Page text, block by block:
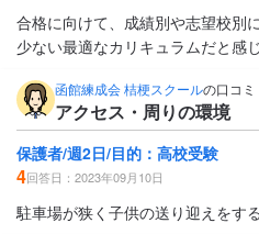
合格に向けて、成績別や志望校別
少ない最適なカリキュラムだと感じ
函館練成会 桔梗スクールの口コ
アクセス・周りの環境
保護者/週2日/目的：高校受験
4回答日：2023年09月10日
駐車場が狭く子供の送り迎えをす